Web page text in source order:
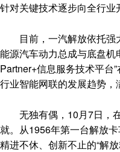
针对关键技术逐步向全行
目前，一汽解放依托强大
能源汽车动力总成与底盘
Partner+信息服务技术平台
行业智能网联的发展趋势
无独有偶，10月7日，在
就。从1956年第一台解放
精进不休、创新不止的“解